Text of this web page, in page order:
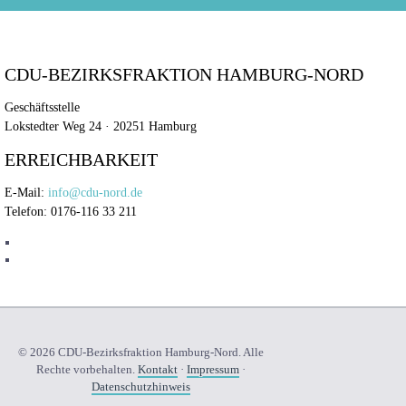
CDU-BEZIRKSFRAKTION HAMBURG-NORD
Geschäftsstelle
Lokstedter Weg 24 · 20251 Hamburg
ERREICHBARKEIT
E-Mail: info@cdu-nord.de
Telefon: 0176-116 33 211
© 2026 CDU-Bezirksfraktion Hamburg-Nord. Alle
Rechte vorbehalten. Kontakt· Impressum·
Datenschutzhinweis